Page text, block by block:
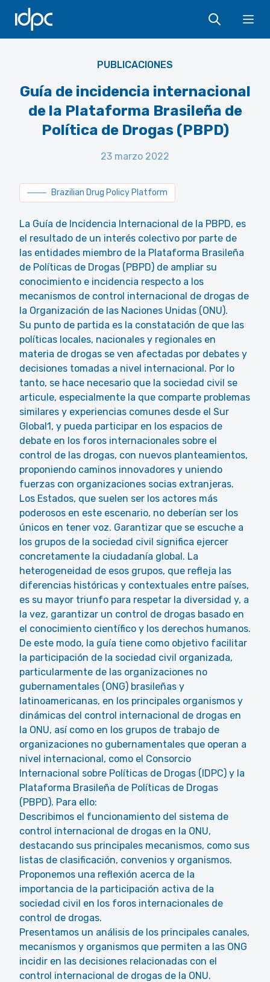
IDPC
PUBLICACIONES
Guía de incidencia internacional
de la Plataforma Brasileña de
Política de Drogas (PBPD)
23 marzo 2022
Brazilian Drug Policy Platform
La Guía de Incidencia Internacional de la PBPD, es
el resultado de un interés colectivo por parte de
las entidades miembro de la Plataforma Brasileña
de Políticas de Drogas (PBPD) de ampliar su
conocimiento e incidencia respecto a los
mecanismos de control internacional de drogas de
la Organización de las Naciones Unidas (ONU).
Su punto de partida es la constatación de que las
políticas locales, nacionales y regionales en
materia de drogas se ven afectadas por debates y
decisiones tomadas a nivel internacional. Por lo
tanto, se hace necesario que la sociedad civil se
articule, especialmente la que comparte problemas
similares y experiencias comunes desde el Sur
Global1, y pueda participar en los espacios de
debate en los foros internacionales sobre el
control de las drogas, con nuevos planteamientos,
proponiendo caminos innovadores y uniendo
fuerzas con organizaciones socias extranjeras.
Los Estados, que suelen ser los actores más
poderosos en este escenario, no deberían ser los
únicos en tener voz. Garantizar que se escuche a
los grupos de la sociedad civil significa ejercer
concretamente la ciudadanía global. La
heterogeneidad de esos grupos, que refleja las
diferencias históricas y contextuales entre países,
es su mayor triunfo para respetar la diversidad y, a
la vez, garantizar un control de drogas basado en
el conocimiento científico y los derechos humanos.
De este modo, la guía tiene como objetivo facilitar
la participación de la sociedad civil organizada,
particularmente de las organizaciones no
gubernamentales (ONG) brasileñas y
latinoamericanas, en los principales organismos y
dinámicas del control internacional de drogas en
la ONU, así como en los grupos de trabajo de
organizaciones no gubernamentales que operan a
nivel internacional, como el Consorcio
Internacional sobre Políticas de Drogas (IDPC) y la
Plataforma Brasileña de Políticas de Drogas
(PBPD). Para ello:
Describimos el funcionamiento del sistema de
control internacional de drogas en la ONU,
destacando sus principales mecanismos, como sus
listas de clasificación, convenios y organismos.
Proponemos una reflexión acerca de la
importancia de la participación activa de la
sociedad civil en los foros internacionales de
control de drogas.
Presentamos un análisis de los principales canales,
mecanismos y organismos que permiten a las ONG
incidir en las decisiones relacionadas con el
control internacional de drogas de la ONU.